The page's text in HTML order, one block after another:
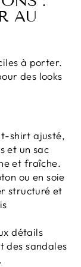
AU
à porter.
des looks
t-shirt ajusté,
et un sac
et fraîche.
ou en soie
structuré et
détails
des sandales